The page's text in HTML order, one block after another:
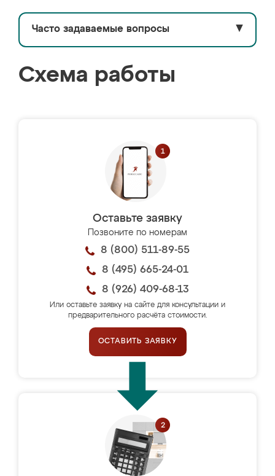
Часто задаваемые вопросы ▼
Схема работы
Оставьте заявку
Позвоните по номерам
8 (800) 511-89-55
8 (495) 665-24-01
8 (926) 409-68-13
Или оставьте заявку на сайте для консультации и
предварительного расчёта стоимости.
ОСТАВИТЬ ЗАЯВКУ